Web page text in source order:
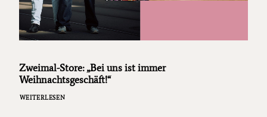
Zweimal-Store: „Bei uns ist immer
Weihnachtsgeschäft!“
WEITERLESEN